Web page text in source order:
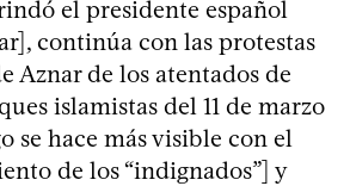
el presidente español
continúa con las protestas
Aznar de los atentados de
islamistas del 11 de marzo
se hace más visible con el
de los “indignados”] y